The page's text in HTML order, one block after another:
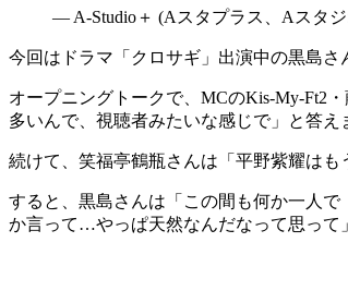
— A-Studio＋ (Aスタプラス、Aスタジ
今回はドラマ「クロサギ」出演中の黒島さ
オープニングトークで、MCのKis-My-Ft2
多いんで、視聴者みたいな感じで」と答え
続けて、笑福亭鶴瓶さんは「平野紫耀は
すると、黒島さんは「この間も何か一人
か言って…やっぱ天然なんだなって思って